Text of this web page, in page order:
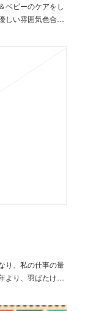
ベビーのケアをし
しい雰囲気色合…
り、私の仕事の量
より、羽ばたけ…